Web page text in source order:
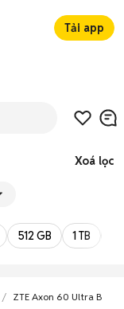
Tải app
Xoá lọc
512 GB 1 TB
ZTE Axon 60 Ultra Bến